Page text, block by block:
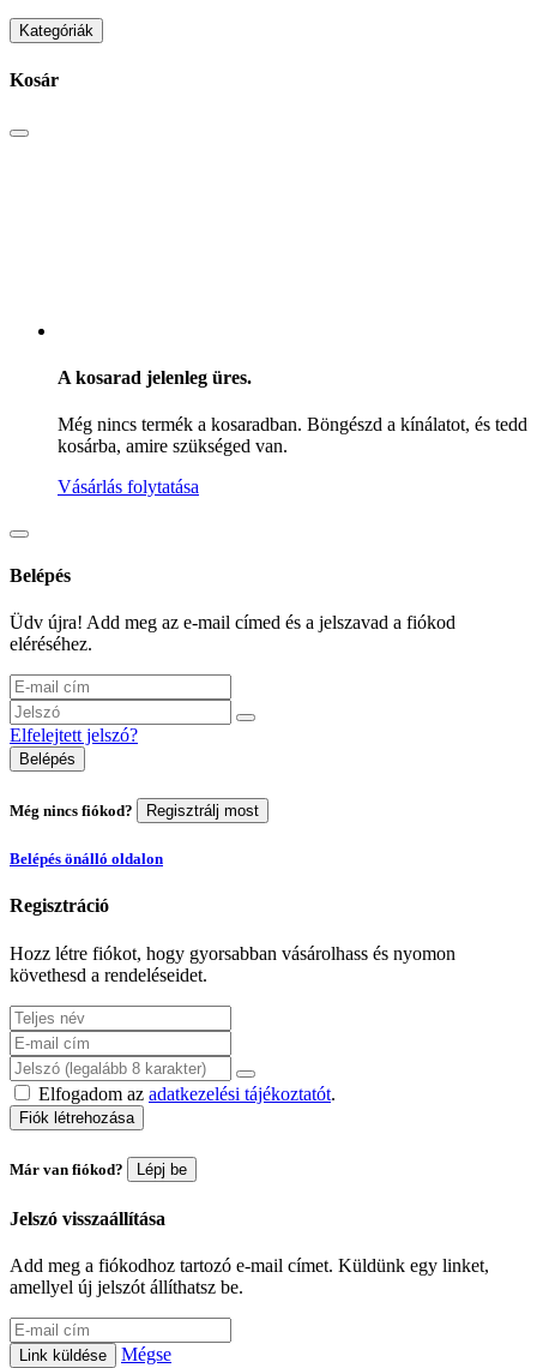
Kategóriák
Kosár
A kosarad jelenleg üres.
Még nincs termék a kosaradban. Böngészd a kínálatot, és tedd
kosárba, amire szükséged van.
Vásárlás folytatása
Belépés
Üdv újra! Add meg az e-mail címed és a jelszavad a fiókod
eléréséhez.
Elfelejtett jelszó?
Belépés
Még nincs fiókod? Regisztrálj most
Belépés önálló oldalon
Regisztráció
Hozz létre fiókot, hogy gyorsabban vásárolhass és nyomon
követhesd a rendeléseidet.
Elfogadom az adatkezelési tájékoztatót.
Fiók létrehozása
Már van fiókod? Lépj be
Jelszó visszaállítása
Add meg a fiókodhoz tartozó e-mail címet. Küldünk egy linket,
amellyel új jelszót állíthatsz be.
Link küldése Mégse